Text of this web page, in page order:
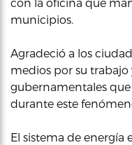
municipios.
Agradeció a los
medios por su trabajo
gubernamentales
durante este
El sistema de energía